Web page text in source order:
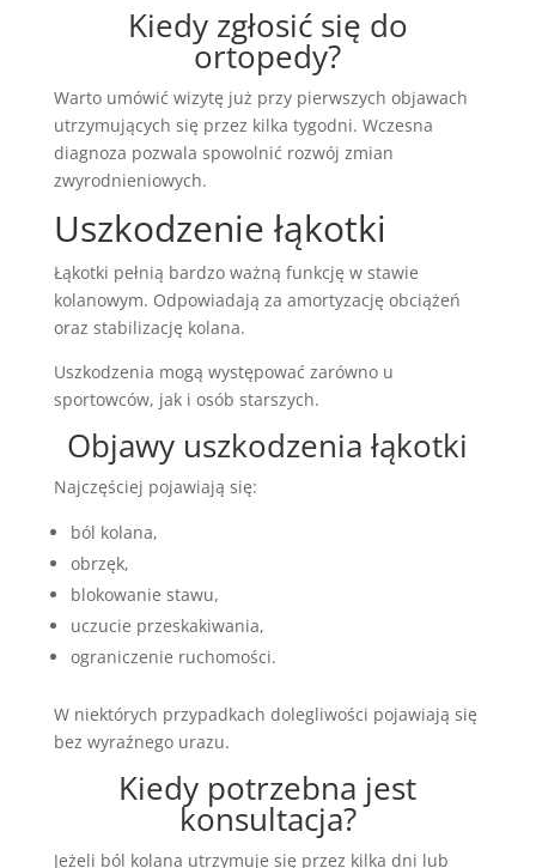
Kiedy zgłosić się do
ortopedy?
Warto umówić wizytę już przy pierwszych objawach
utrzymujących się przez kilka tygodni. Wczesna
diagnoza pozwala spowolnić rozwój zmian
zwyrodnieniowych.
Uszkodzenie łąkotki
Łąkotki pełnią bardzo ważną funkcję w stawie
kolanowym. Odpowiadają za amortyzację obciążeń
oraz stabilizację kolana.
Uszkodzenia mogą występować zarówno u
sportowców, jak i osób starszych.
Objawy uszkodzenia łąkotki
Najczęściej pojawiają się:
ból kolana,
obrzęk,
blokowanie stawu,
uczucie przeskakiwania,
ograniczenie ruchomości.
W niektórych przypadkach dolegliwości pojawiają się
bez wyraźnego urazu.
Kiedy potrzebna jest
konsultacja?
Jeżeli ból kolana utrzymuje się przez kilka dni lub